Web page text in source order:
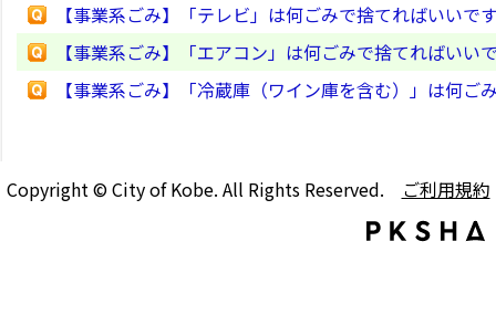
【事業系ごみ】「テレビ」は何ごみで捨てればいいで
【事業系ごみ】「エアコン」は何ごみで捨てればいい
【事業系ごみ】「冷蔵庫（ワイン庫を含む）」は何ご
Copyright © City of Kobe. All Rights Reserved. ご利用規約